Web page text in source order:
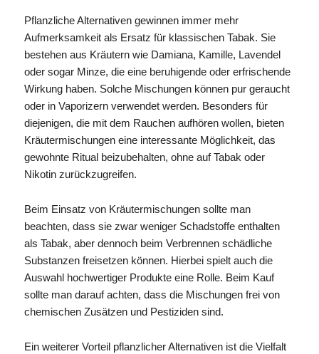
Pflanzliche Alternativen gewinnen immer mehr
Aufmerksamkeit als Ersatz für klassischen Tabak. Sie
bestehen aus Kräutern wie Damiana, Kamille, Lavendel
oder sogar Minze, die eine beruhigende oder erfrischende
Wirkung haben. Solche Mischungen können pur geraucht
oder in Vaporizern verwendet werden. Besonders für
diejenigen, die mit dem Rauchen aufhören wollen, bieten
Kräutermischungen eine interessante Möglichkeit, das
gewohnte Ritual beizubehalten, ohne auf Tabak oder
Nikotin zurückzugreifen.
Beim Einsatz von Kräutermischungen sollte man
beachten, dass sie zwar weniger Schadstoffe enthalten
als Tabak, aber dennoch beim Verbrennen schädliche
Substanzen freisetzen können. Hierbei spielt auch die
Auswahl hochwertiger Produkte eine Rolle. Beim Kauf
sollte man darauf achten, dass die Mischungen frei von
chemischen Zusätzen und Pestiziden sind.
Ein weiterer Vorteil pflanzlicher Alternativen ist die Vielfalt